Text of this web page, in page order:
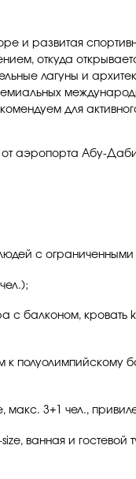
и развитая
откуда
лагуны и
для
аэропорта Абу-
с
с балконом, кровать
полуолимпийскому
макс. 3+1 чел.,
ванная и гостевой